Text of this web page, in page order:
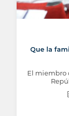
Que la
El miembro